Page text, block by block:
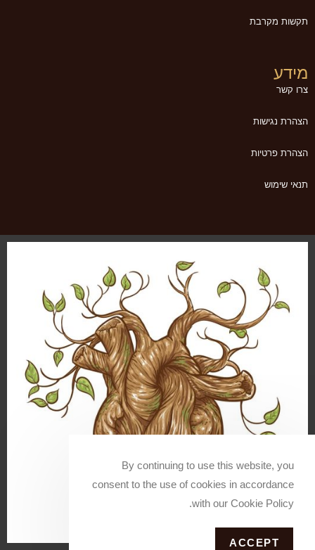
תקשות מקרבת
מידע
צרו קשר
הצהרת נגישות
הצהרת פרטיות
תנאי שימוש
By continuing to use this website, you
consent to the use of cookies in accordance
with our Cookie Policy.
ACCEPT